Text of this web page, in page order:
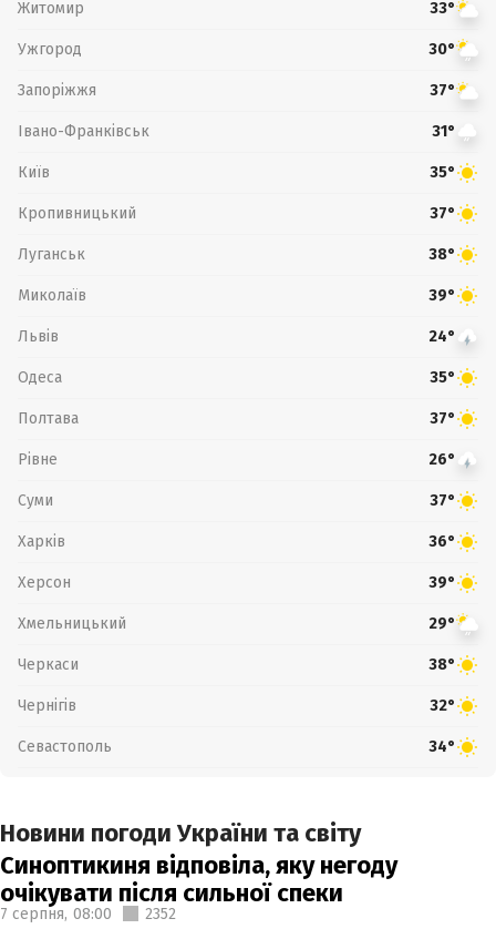
Житомир 33°
Ужгород 30°
Запоріжжя 37°
Івано-Франківськ 31°
Київ 35°
Кропивницький 37°
Луганськ 38°
Миколаїв 39°
Львів 24°
Одеса 35°
Полтава 37°
Рівне 26°
Суми 37°
Харків 36°
Херсон 39°
Хмельницький 29°
Черкаси 38°
Чернігів 32°
Севастополь 34°
Новини погоди України та світу
Синоптикиня відповіла, яку негоду
очікувати після сильної спеки
7 серпня, 08:00 2352